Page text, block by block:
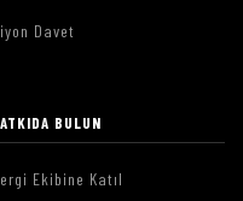
Davet
BULUN
Ekibine Katıl